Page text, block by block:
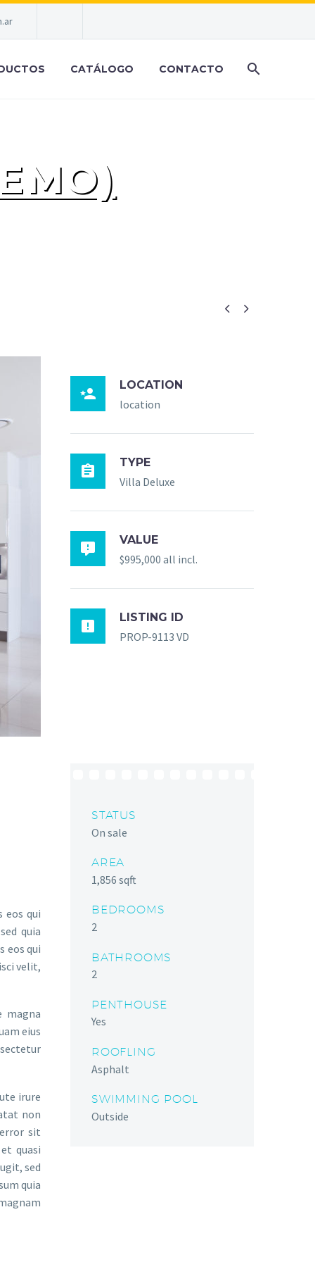
CATÁLOGO CONTACTO
 
eos qui
quia
eos qui
velit,
magna
eius
irure
non
sit
quasi
sed
quia

LOCATION
location

TYPE
Villa Deluxe

VALUE
$995,000 all incl.

LISTING ID
PROP-9113 VD
STATUS
On sale
AREA
1,856 sqft
BEDROOMS
2
BATHROOMS
2
PENTHOUSE
Yes
ROOFLING
Asphalt
SWIMMING POOL
Outside